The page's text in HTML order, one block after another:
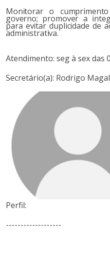
Monitorar o
governo; promover a
para evitar duplicidade de
administrativa.
Atendimento: seg à sex das
Secretário(a): Rodrigo
Perfil:
-------------------